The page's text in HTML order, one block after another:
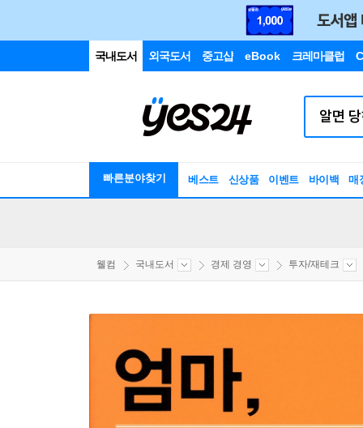
국내도서 외국도서 중고샵 eBook 크레마클럽
빠른분야찾기 베스트 신상품 이벤트 바이백 매
웰컴 국내도서 경제 경영 투자/재테크